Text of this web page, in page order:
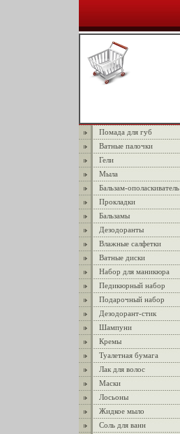
Помада для губ
Ватные палочки
Гели
Мыла
Бальзам-ополаскиватель
Прокладки
Бальзамы
Дезодоранты
Влажные салфетки
Ватные диски
Набор для маникюра
Педикюрный набор
Подарочный набор
Дезодорант-стик
Шампуни
Кремы
Туалетная бумага
Лак для волос
Маски
Лосьоны
Жидкое мыло
Соль для ванн